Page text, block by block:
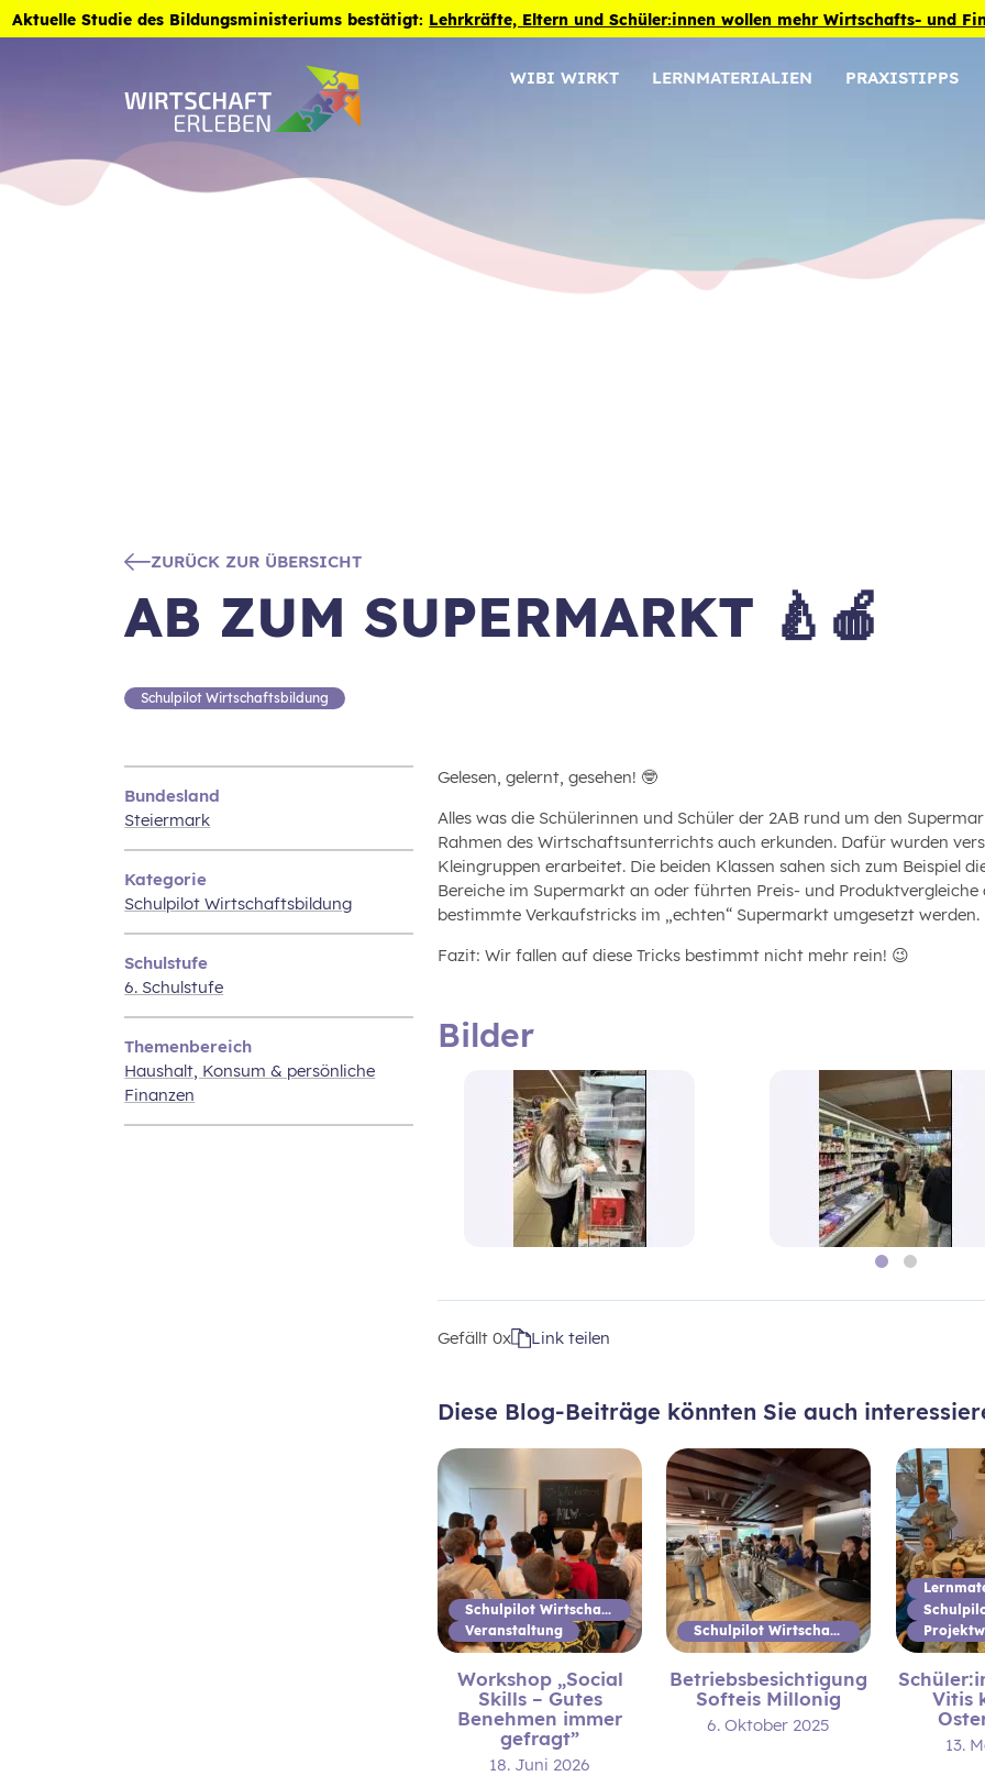
Zum Inhalt der Seite springen
Aktuelle Studie des Bildungsministeriums bestätigt: Lehrkräfte, Eltern und Schüler:innen wollen mehr Wirtschafts- und
WIBI WIRKT LERNMATERIALIEN PRAXISTIPPS
ZURÜCK ZUR ÜBERSICHT
AB ZUM SUPERMARKT 🍐🍎
Schulpilot Wirtschaftsbildung
Bundesland
Steiermark
Kategorie
Schulpilot Wirtschaftsbildung
Schulstufe
6. Schulstufe
Themenbereich
Haushalt, Konsum & persönliche
Finanzen
Gelesen, gelernt, gesehen! 🤓
Alles was die Schülerinnen und Schüler der 2AB rund um den
Rahmen des Wirtschaftsunterrichts auch erkunden. Dafür wurden
Kleingruppen erarbeitet. Die beiden Klassen sahen sich zum Beispiel
Bereiche im Supermarkt an oder führten Preis- und
bestimmte Verkaufstricks im „echten“ Supermarkt umgesetzt werden.
Fazit: Wir fallen auf diese Tricks bestimmt nicht mehr rein! 😉
Bilder
Gefällt0x Link teilen
Diese Blog-Beiträge könnten Sie auch
Schulpilot Wirtschaftsbildung
Veranstaltung
Workshop „Social
Skills – Gutes
Benehmen immer
gefragt”
18. Juni 2026
Schulpilot Wirtschaftsbildung
Betriebsbesichtigung
Softeis Millonig
6. Oktober 2025
Vitis
13.